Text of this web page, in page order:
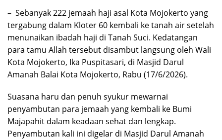
– Sebanyak 222 jemaah haji asal Kota Mojokerto yang
tergabung dalam Kloter 60 kembali ke tanah air setelah
menunaikan ibadah haji di Tanah Suci. Kedatangan
para tamu Allah tersebut disambut langsung oleh Wali
Kota Mojokerto, Ika Puspitasari, di Masjid Darul
Amanah Balai Kota Mojokerto, Rabu (17/6/2026).
Suasana haru dan penuh syukur mewarnai
penyambutan para jemaah yang kembali ke Bumi
Majapahit dalam keadaan sehat dan lengkap.
Penyambutan kali ini digelar di Masjid Darul Amanah